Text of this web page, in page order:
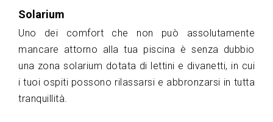
Solarium
Uno dei comfort che non può assolutamente
mancare attorno alla tua piscina è senza dubbio
una zona solarium dotata di lettini e divanetti, in cui
i tuoi ospiti possono rilassarsi e abbronzarsi in tutta
tranquillità.